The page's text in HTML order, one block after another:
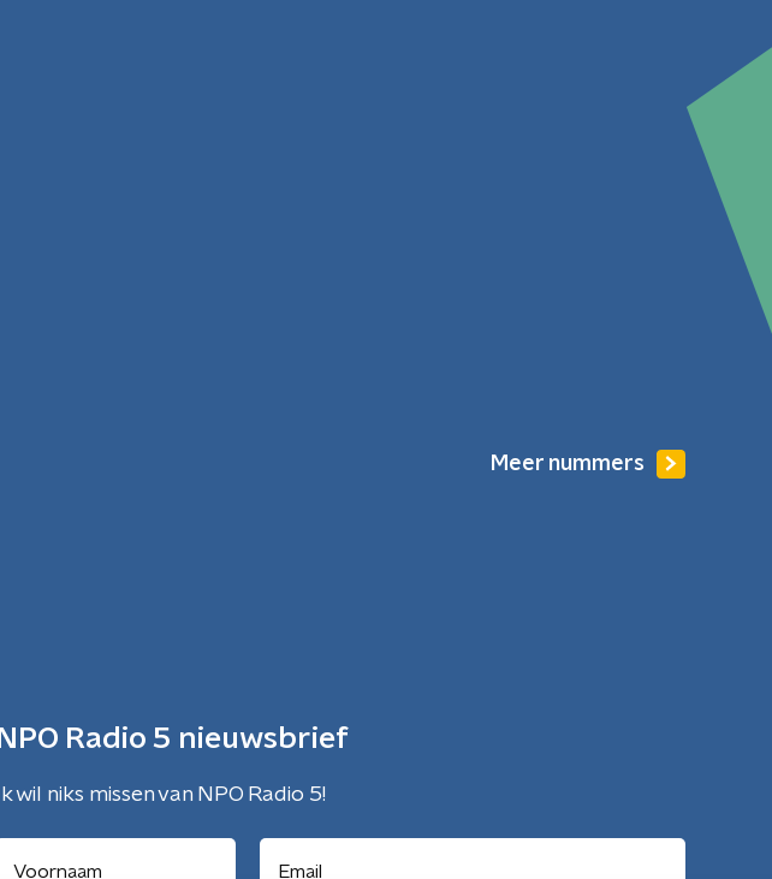
Meer nummers
NPO Radio 5 nieuwsbrief
Ik wil niks missen van NPO Radio 5!